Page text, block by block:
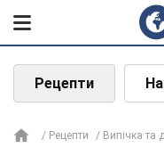
Рецепти
Рецепти Випічка та